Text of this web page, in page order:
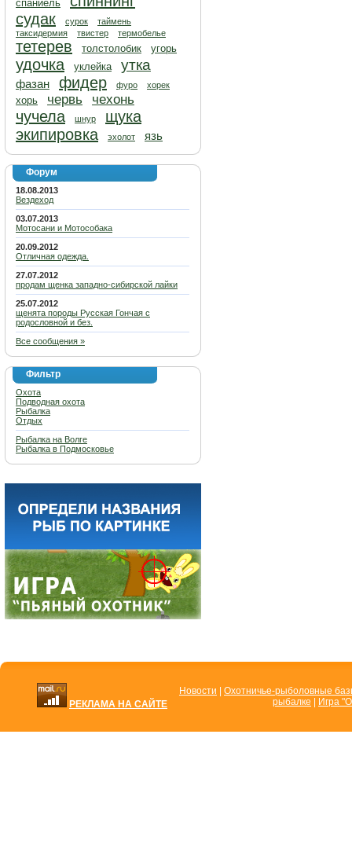
спаниель
судак
сурок
таймень
таксидермия
твистер термобелье
тетерев толстолобик угорь
удочка уклейка утка
фазан фидер фуро хорек
хорь червь чехонь
чучела шнур
щука
экипировка
эхолот язь
Форум
18.08.2013
Вездеход
03.07.2013
Мотосани и Мотособака
20.09.2012
Отличная одежда.
27.07.2012
продам щенка западно-сибирской лайки
25.07.2012
щенята породы Русская Гончая с
родословной и без.
Все сообщения »
Фильтр
Охота
Подводная охота
Рыбалка
Отдых
Рыбалка на Волге
Рыбалка в Подмосковье
РЕКЛАМА НА САЙТЕ
Новости
Охотничье-рыболовные
рыбалке
Игра